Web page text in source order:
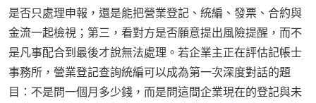
是否只處理申報，還是能把營業登記、統編、發票、合約與
金流一起檢視；第三，看對方是否願意提出風險提醒，而不
是凡事配合到最後才說無法處理。若企業主正在評估記帳士
事務所，營業登記查詢統編可以成為第一次深度對話的題
目：不是問一個月多少錢，而是問這間企業現在的登記與未